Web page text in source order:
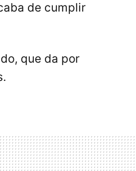
de cumplir
que da por